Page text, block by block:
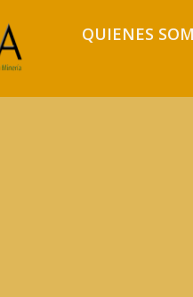
QUIENES